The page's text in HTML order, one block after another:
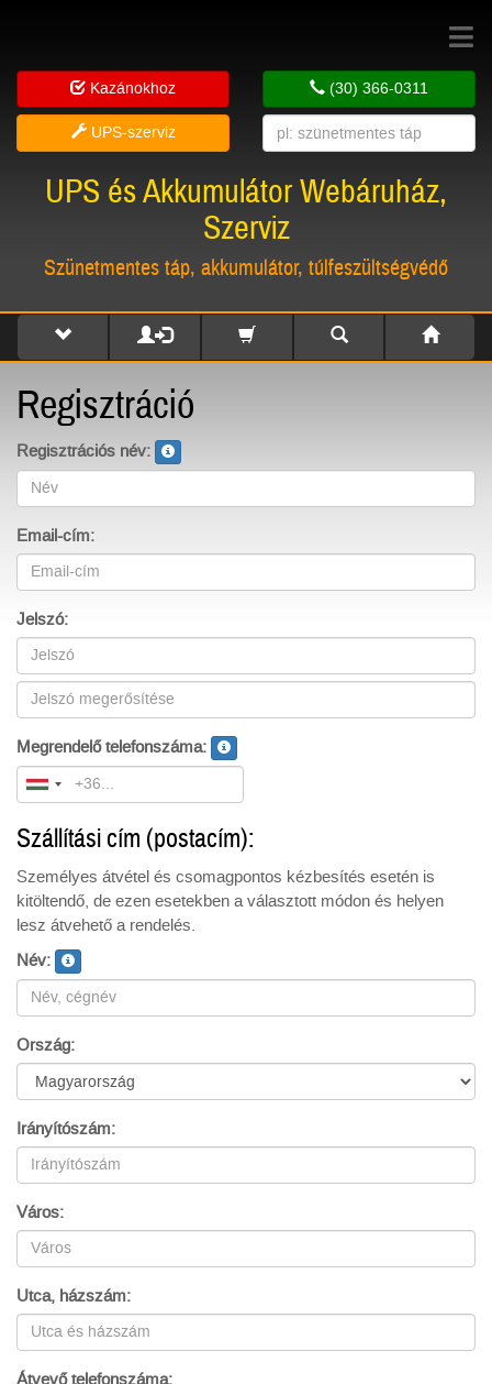
Toggle
Kazánokhoz
UPS-szerviz
(30) 366-0311
UPS és Akkumulátor Webáruház,
Szerviz
Szünetmentes táp, akkumulátor, túlfeszültségvédő
Regisztráció
Regisztrációs név:
Email-cím:
Jelszó:
Megrendelő telefonszáma:
Szállítási cím (postacím):
Személyes átvétel és csomagpontos kézbesítés esetén is
kitöltendő, de ezen esetekben a választott módon és helyen
lesz átvehető a rendelés.
Név:
Ország:
Irányítószám:
Város:
Utca, házszám:
Átvevő telefonszáma: